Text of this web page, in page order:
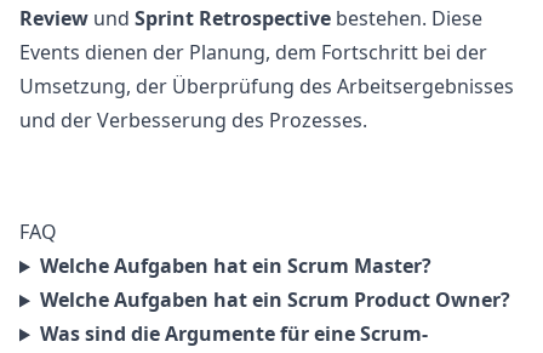
Review und Sprint Retrospective bestehen. Diese
Events dienen der Planung, dem Fortschritt bei der
Umsetzung, der Überprüfung des Arbeitsergebnisses
und der Verbesserung des Prozesses.
FAQ
Welche Aufgaben hat ein Scrum Master?
Welche Aufgaben hat ein Scrum Product Owner?
Was sind die Argumente für eine Scrum-